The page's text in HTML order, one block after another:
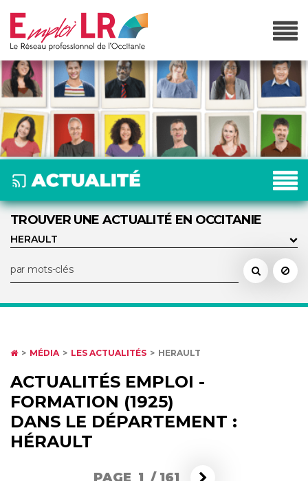
TROUVER UNE ACTUALITÉ EN OCCITANIE
MÉDIA LES ACTUALITÉS HERAULT
ACTUALITÉS EMPLOI -
FORMATION (1925)
DANS LE DÉPARTEMENT :
HÉRAULT
PAGE 1 / 161